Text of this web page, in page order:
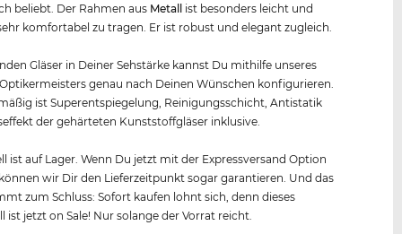
beliebt. Der Rahmen aus Metall ist besonders leicht und
komfortabel zu tragen. Er ist robust und elegant zugleich.
Gläser in Deiner Sehstärke kannst Du mithilfe unseres
genau nach Deinen Wünschen konfigurieren.
ist Superentspiegelung, Reinigungsschicht, Antistatik
der gehärteten Kunststoffgläser inklusive.
ist auf Lager. Wenn Du jetzt mit der Expressversand Option
wir Dir den Lieferzeitpunkt sogar garantieren. Und das
zum Schluss: Sofort kaufen lohnt sich, denn dieses
ist jetzt on Sale! Nur solange der Vorrat reicht.